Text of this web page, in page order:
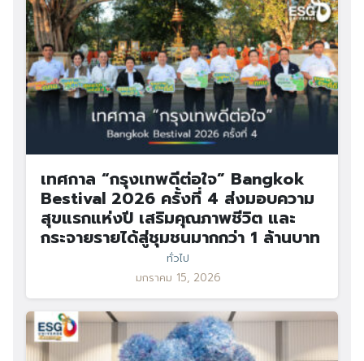
เทศกาล “กรุงเทพดีต่อใจ” Bangkok
Bestival 2026 ครั้งที่ 4 ส่งมอบความ
สุขแรกแห่งปี เสริมคุณภาพชีวิต และ
กระจายรายได้สู่ชุมชนมากกว่า 1 ล้านบาท
ทั่วไป
มกราคม 15, 2026